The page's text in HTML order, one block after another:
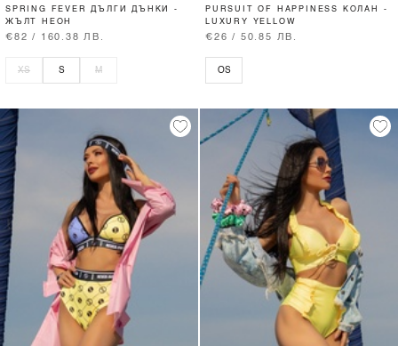
SPRING FEVER ДЪЛГИ ДЪНКИ -
ЖЪЛТ НЕОН
€82 / 160.38 ЛВ.
XS S M
PURSUIT OF HAPPINESS КОЛАН -
LUXURY YELLOW
€26 / 50.85 ЛВ.
OS